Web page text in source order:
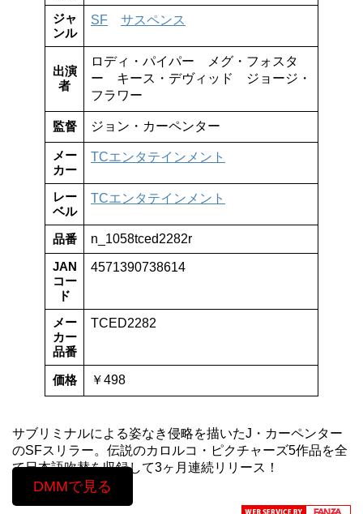
ジャ
ンル
SF サスペンス
出演
者
ロディ・パイパー メグ・フォスタ
ー キース・デヴィッド ジョージ・
フラワー
監督 ジョン・カーペンター
メー
カー
TCエンタテインメント
レー
ベル
TCエンタテインメント
品番
n_1058tced2282r
JAN
コー
ド
4571390738614
メー
カー
品番
TCED2282
価格 ￥498
サブリミナルによる姿なき侵略を描いたJ・カーペンター
のSFスリラー。伝説のカロルコ・ピクチャーズ5作品を全
て日本語吹替を収録して3ヶ月連続リリース！
DMMで見る